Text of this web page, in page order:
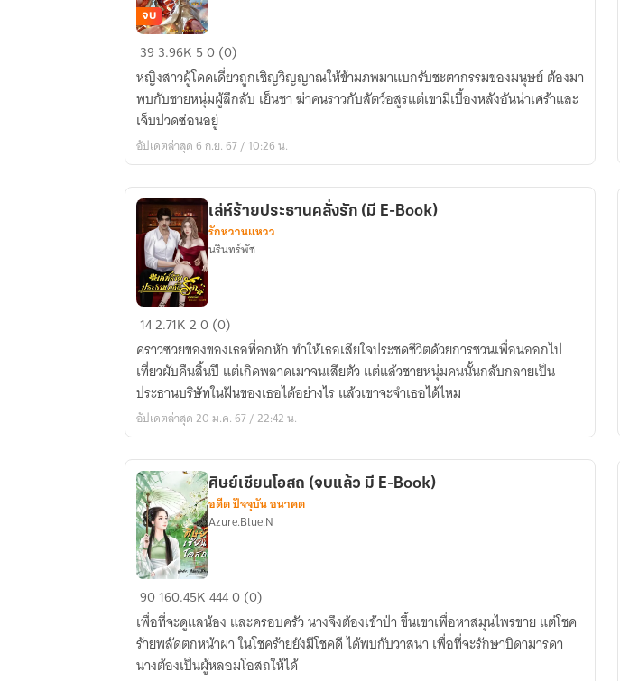
(จบ)
(มี
E-
Book)
มู่
ฟาง
ซิน
ข้าม
ภพ
ฝ่า
4
ทิศ
เล่ม
[มี
E-
Book]
จบ
39 3.96K 50 (0)
หญิงสาวผู้โดดเดี่ยวถูกเชิญวิญญาณให้ข้ามภพมาแบกรับชะตากรรมของมนุษย์ ต้องมา
พบกับชายหนุ่มผู้ลึกลับ เย็นชา ฆ่าคนราวกับสัตว์อสูรแต่เขามีเบื้องหลังอันน่าเศร้าและ
เจ็บปวดซ่อนอยู่
อัปเดตล่าสุด 6 ก.ย. 67 / 10:26 น.
เล่ห์
ประธาน
คลั่ง
รัก
(มี
Book)
เล่ห์ร้ายประธานคลั่งรัก (มี E-Book)
รักหวานแหวว
นรินทร์พัช
142.71K20 (0)
คราวซวยของของเธอที่อกหัก ทำให้เธอเสียใจประชดชีวิตด้วยการชวนเพื่อนออกไป
เที่ยวผับคืนสิ้นปี แต่เกิดพลาดเมาจนเสียตัว แต่แล้วชายหนุ่มคนนั้นกลับกลายเป็น
ประธานบริษัทในฝันของเธอได้อย่างไร แล้วเขาจะจำเธอได้ไหม
อัปเดตล่าสุด 20 ม.ค. 67 / 22:42 น.
ศิษย์
เซียน
โอสถ
(จบ
แล้ว
ศิษย์เซียนโอสถ (จบแล้ว มี E-Book)
อดีต ปัจจุบัน อนาคต
Azure.Blue.N
90160.45K4440 (0)
เพื่อที่จะดูแลน้อง และครอบครัว นางจึงต้องเข้าป่า ขึ้นเขาเพื่อหาสมุนไพรขาย แต่โชค
ร้ายพลัดตกหน้าผา ในโชคร้ายยังมีโชคดี ได้พบกับวาสนา เพื่อที่จะรักษาบิดามารดา
นางต้องเป็นผู้หลอมโอสถให้ได้